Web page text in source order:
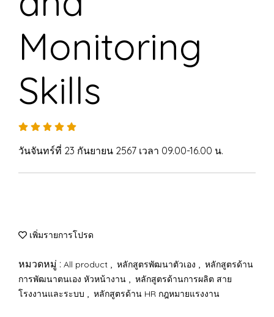
Monitoring
Skills
วันจันทร์ที่ 23 กันยายน 2567 เวลา 09.00-16.00 น.
เพิ่มรายการโปรด
หมวดหมู่ : All product , หลักสูตรพัฒนาตัวเอง , หลักสูตรด้าน
การพัฒนาตนเอง หัวหน้างาน , หลักสูตรด้านการผลิต สาย
โรงงานและระบบ , หลักสูตรด้าน HR กฎหมายแรงงาน